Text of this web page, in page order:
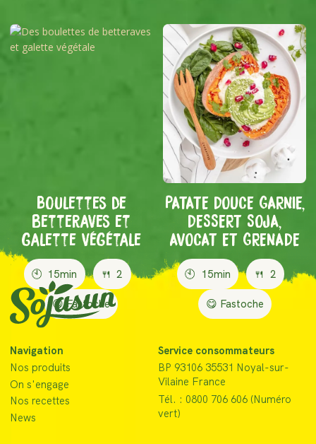
Boulettes de
betteraves et
galette végétale
🕙 15min 🍴 2
😋 Fastoche
PATATE DOUCE GARNIE,
DESSERT SOJA,
AVOCAT ET GRENADE
🕙 15min 🍴 2
😋 Fastoche
Navigation
Nos produits
On s'engage
Nos recettes
News
Service consommateurs
BP 93106 35531 Noyal-sur-
Vilaine France
Tél. : 0800 706 606 (Numéro
vert)